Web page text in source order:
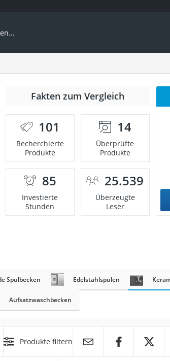
Fakten zum Vergleich
101
Recherchierte
Produkte
14
Überprüfte
Produkte
85
Investierte
Stunden
25.539
Überzeugte
Leser
Spülbecken Edelstahlspülen
Aufsatzwaschbecken
Produkte filtern